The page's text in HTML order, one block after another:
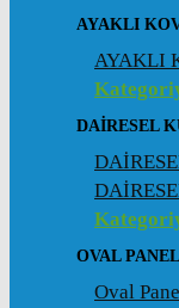
AYAKLI
AYAKLI
DAIRESEL
OVAL
Oval